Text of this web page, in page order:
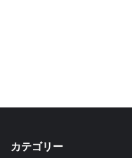
カテゴリー